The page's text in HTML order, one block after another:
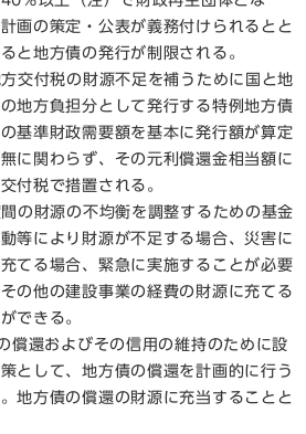
画の策定・公表が義務付けられるとと
と地方債の発行が制限される。
交付税の財源不足を補うために国と地
地方負担分として発行する特例地方債
基準財政需要額を基本に発行額が算定
に関わらず、その元利償還金相当額に
付税で措置される。
の財源の不均衡を調整するための基金
等により財源が不足する場合、災害に
てる場合、緊急に実施することが必要
の他の建設事業の経費の財源に充てる
できる。
還およびその信用の維持のために設
として、地方債の償還を計画的に行う
地方債の償還の財源に充当することと